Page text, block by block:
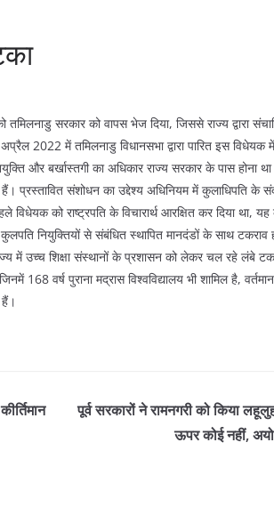
तमिलनाडु सरकार को वापस भेज दिया, जिससे राज्य द्वारा
2022 में तमिलनाडु विधानसभा द्वारा पारित इस विधेयक में
और बर्खास्तगी का अधिकार राज्य सरकार के पास होना
प्रस्तावित संशोधन का उद्देश्य अधिनियम में कुलाधिपति के
को राष्ट्रपति के विचारार्थ आरक्षित कर दिया था,
नियुक्तियों से संबंधित स्थापित मानदंडों के साथ
में उच्च शिक्षा संस्थानों के प्रशासन को लेकर चल रहे लंबे
168 वर्ष पुराना मद्रास विश्वविद्यालय भी शामिल है,
पूर्व सरकारों ने रामनगरी को किया
ऊपर कोई नहीं,